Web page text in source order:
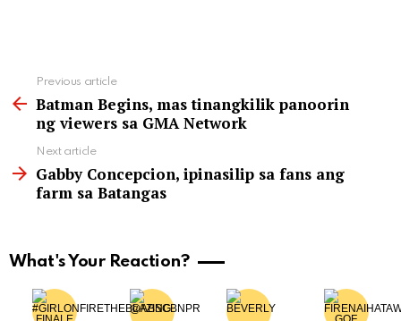
more
Previous article
Batman Begins, mas tinangkilik panoorin
ng viewers sa GMA Network
Next article
Gabby Concepcion, ipinasilip sa fans ang
farm sa Batangas
What's Your Reaction?